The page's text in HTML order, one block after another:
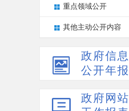
重点领域公开
其他主动公开内容
政府信息
公开年报
政府网站